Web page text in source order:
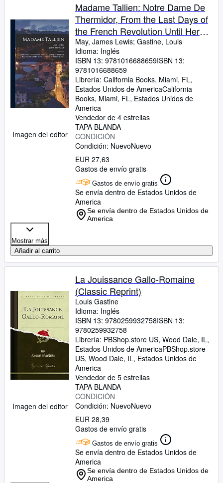
Imagen del editor
Madame Tallien: Notre Dame De
Thermidor, From the Last Days of
the French Revolution Until Her
Death As Princess De Chimay in
1835
May, James Lewis; Gastine, Louis
Idioma: Inglés
ISBN 13: 9781016688659ISBN 13:
9781016688659
Librería: California Books, Miami, FL,
Estados Unidos de AmericaCalifornia
Books, Miami, FL, Estados Unidos de
America
Vendedor de 4 estrellas
TAPA BLANDA
CONDICIÓN
Condición: NuevoNuevo
EUR 27,63
Gastos de envío gratis
Gastos de envío gratis
Se envía dentro de Estados Unidos de
America
Se envía dentro de Estados Unidos de
America
Mostrar más
Añadir al carrito
Imagen del editor
La Jouissance Gallo-Romaine
(Classic Reprint)
Louis Gastine
Idioma: Inglés
ISBN 13: 9780259932758ISBN 13:
9780259932758
Librería: PBShop.store US, Wood Dale, IL,
Estados Unidos de AmericaPBShop.store
US, Wood Dale, IL, Estados Unidos de
America
Vendedor de 5 estrellas
TAPA BLANDA
CONDICIÓN
Condición: NuevoNuevo
EUR 28,39
Gastos de envío gratis
Gastos de envío gratis
Se envía dentro de Estados Unidos de
America
Se envía dentro de Estados Unidos de
America